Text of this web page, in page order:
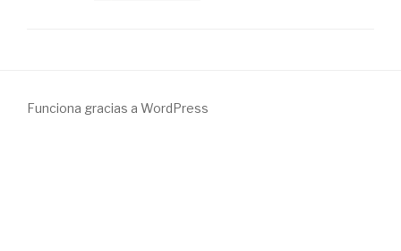
Funciona gracias a WordPress